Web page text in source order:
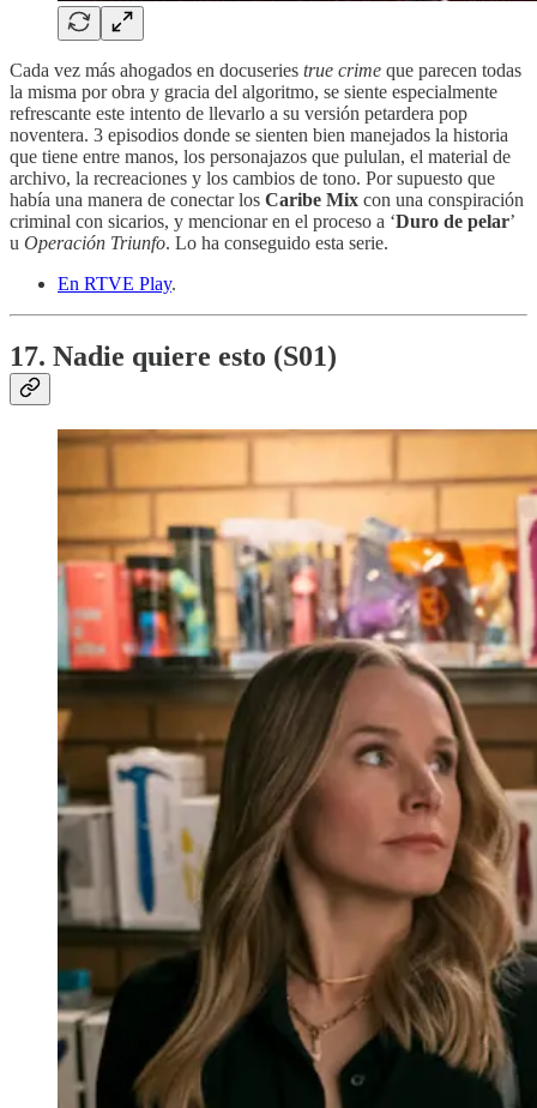
Cada vez más ahogados en docuseries true crime que parecen todas
la misma por obra y gracia del algoritmo, se siente especialmente
refrescante este intento de llevarlo a su versión petardera pop
noventera. 3 episodios donde se sienten bien manejados la historia
que tiene entre manos, los personajazos que pululan, el material de
archivo, la recreaciones y los cambios de tono. Por supuesto que
había una manera de conectar los Caribe Mix con una conspiración
criminal con sicarios, y mencionar en el proceso a ‘Duro de pelar’
u Operación Triunfo. Lo ha conseguido esta serie.
En RTVE Play.
17. Nadie quiere esto (S01)